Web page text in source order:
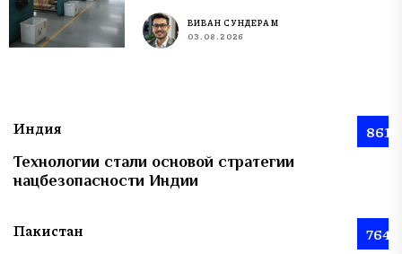
ВИВАН СУНДЕРАМ
03.08.2026
Индия 861
Технологии стали основой стратегии
нацбезопасности Индии
Пакистан 764